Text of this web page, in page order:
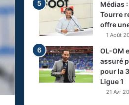
Médias
Tourre
offre
1 Août
OL-OM
assuré
pour la
Ligue 1
21 Avr